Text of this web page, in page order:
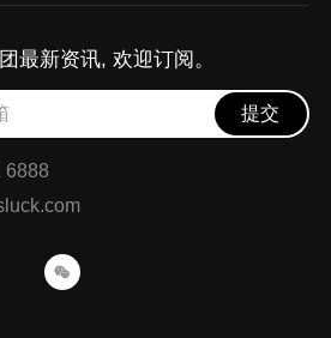
最新资讯, 欢迎订阅。
提交
6888